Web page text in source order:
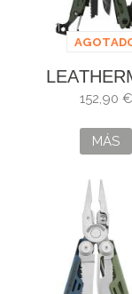
SIGNAL152,90 €
MÁS